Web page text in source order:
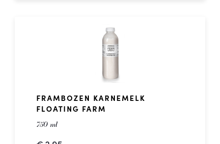
FRAMBOZEN KARNEMELK
FLOATING FARM
750 ml